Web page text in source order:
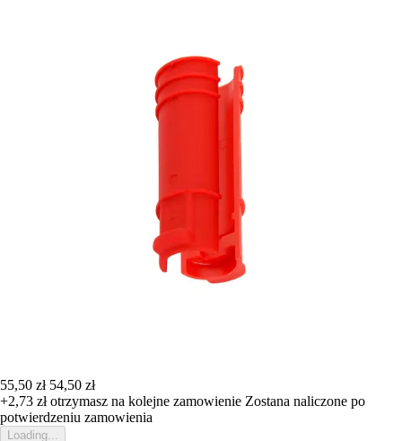
55,50 zł 54,50 zł
+2,73 złotrzymasz na kolejne zamowienie Zostana naliczone po
potwierdzeniu zamowienia
Loading...